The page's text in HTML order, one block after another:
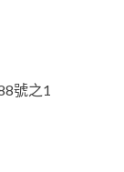
號之1